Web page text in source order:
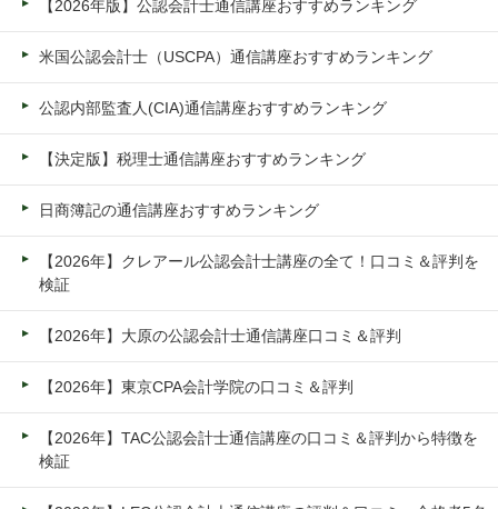
【2026年版】公認会計士通信講座おすすめランキング
米国公認会計士（USCPA）通信講座おすすめランキング
公認内部監査人(CIA)通信講座おすすめランキング
【決定版】税理士通信講座おすすめランキング
日商簿記の通信講座おすすめランキング
【2026年】クレアール公認会計士講座の全て！口コミ＆評判を
検証
【2026年】大原の公認会計士通信講座口コミ＆評判
【2026年】東京CPA会計学院の口コミ＆評判
【2026年】TAC公認会計士通信講座の口コミ＆評判から特徴を
検証